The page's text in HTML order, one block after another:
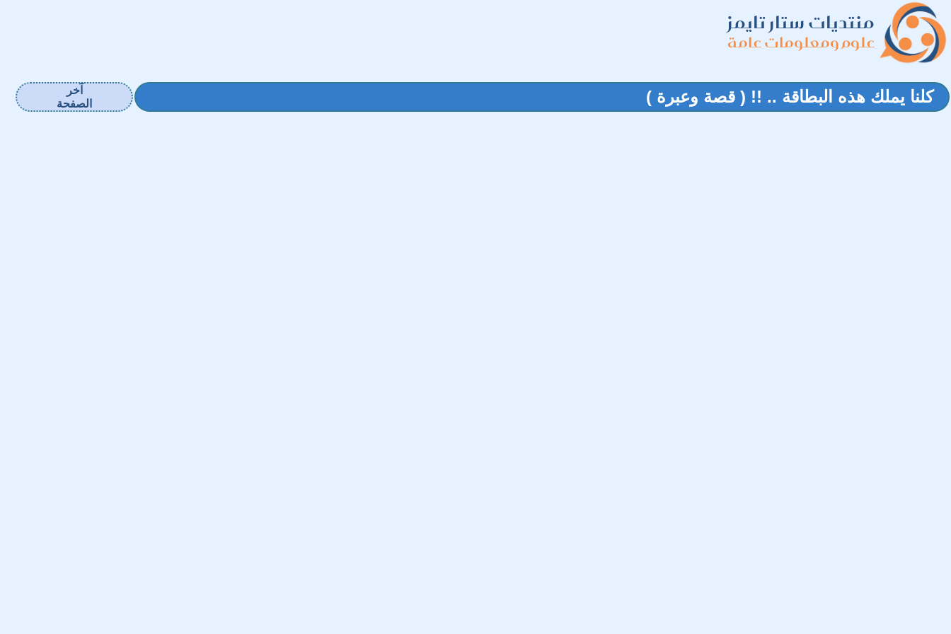
منتديات ستار تايمز
علوم ومعلومات عامة
كلنا يملك هذه البطاقة .. !! ( قصة وعبرة )
آخر
الصفحة